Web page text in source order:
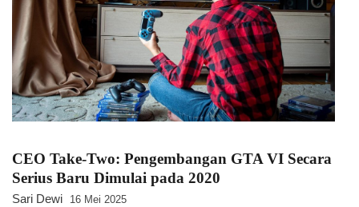
CEO Take-Two: Pengembangan GTA VI Secara
Serius Baru Dimulai pada 2020
Sari Dewi 16 Mei 2025